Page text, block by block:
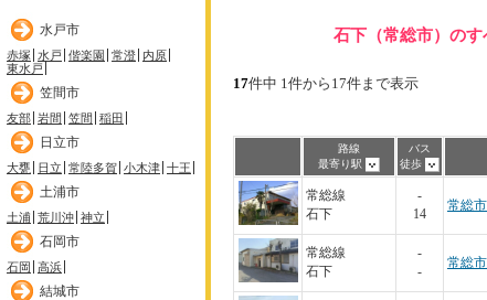
水戸市
赤塚 水戸 偕楽園 常澄 内原
東水戸
笠間市
友部 岩間 笠間 稲田
日立市
大甕 日立 常陸多賀 小木津 十王
土浦市
土浦 荒川沖 神立
石岡市
石岡 高浜
結城市
石下（常総市）のす
17件中 1件から17件まで表示
路線
最寄り駅
バス
徒歩
常総線
石下
-
14
常総
常総線
石下
-
-
常総